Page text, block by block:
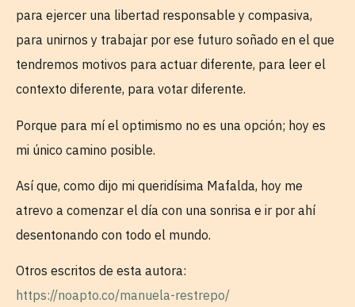
para ejercer una libertad responsable y compasiva,
para unirnos y trabajar por ese futuro soñado en el que
tendremos motivos para actuar diferente, para leer el
contexto diferente, para votar diferente.
Porque para mí el optimismo no es una opción; hoy es
mi único camino posible.
Así que, como dijo mi queridísima Mafalda, hoy me
atrevo a comenzar el día con una sonrisa e ir por ahí
desentonando con todo el mundo.
Otros escritos de esta autora:
https://noapto.co/manuela-restrepo/